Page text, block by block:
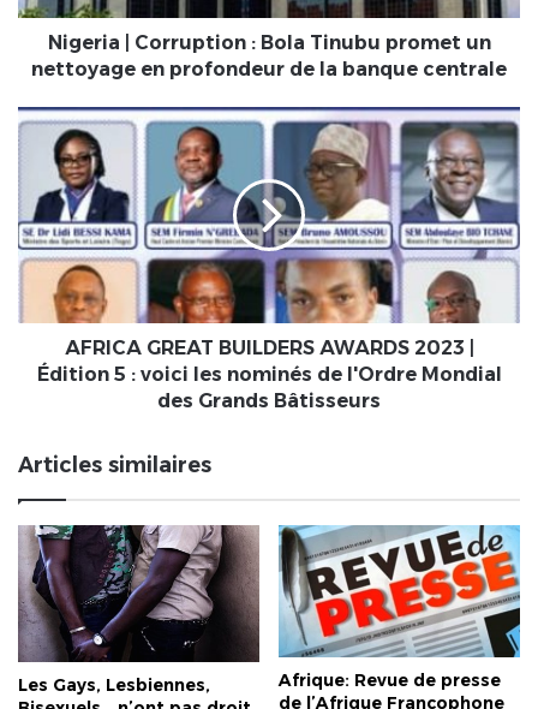
nettoyage
profondeur
la
banque
centrale
Nigeria | Corruption : Bola Tinubu promet un
nettoyage en profondeur de la banque centrale
AFRICA
GREAT
BUILDERS
AWARDS
2023
|
Édition
:
Mondial
des
Grands
Bâtisseurs
AFRICA GREAT BUILDERS AWARDS 2023 |
Édition 5 : voici les nominés de l'Ordre Mondial
des Grands Bâtisseurs
Articles similaires
Les Gays, Lesbiennes,
Afrique: Revue de presse
de l’Afrique Francophone